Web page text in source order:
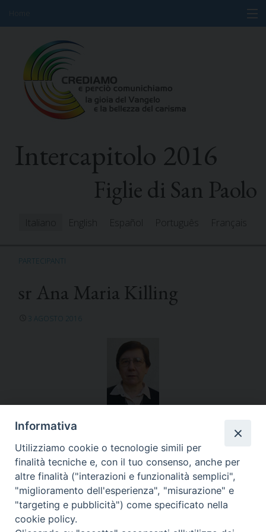
content
Informazioni
Programma
Partecipanti
Risorse
Intercapitolo 2016
Figlie di San Paolo
Italiano English Español Português Français
PARTECIPANTI
sr Ana Maria Killing
3 AGOSTO 2016
Argentina-Uruguay-Paraguay
«sr M. Antonieta Bruscato
Informativa
Utilizziamo cookie o tecnologie simili per
finalità tecniche e, con il tuo consenso, anche per
altre finalità ("interazioni e funzionalità semplici",
"miglioramento dell'esperienza", "misurazione" e
"targeting e pubblicità") come specificato nella
cookie policy.